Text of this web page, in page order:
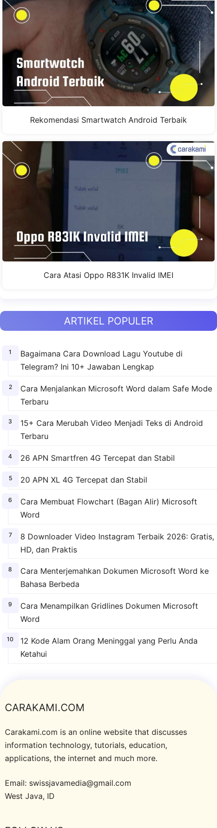
Rekomendasi Smartwatch Android Terbaik
Cara Atasi Oppo R831K Invalid IMEI
ARTIKEL POPULER
Bagaimana Cara Download Lagu Youtube di
Telegram? Ini 10+ Jawaban Lengkap
Cara Menjalankan Microsoft Word dalam Safe Mode
Terbaru
15+ Cara Merubah Video Menjadi Teks di Android
Terbaru
26 APN Smartfren 4G Tercepat dan Stabil
20 APN XL 4G Tercepat dan Stabil
Cara Membuat Flowchart (Bagan Alir) Microsoft
Word
8 Downloader Video Instagram Terbaik 2026: Gratis,
HD, dan Praktis
Cara Menterjemahkan Dokumen Microsoft Word ke
Bahasa Berbeda
Cara Menampilkan Gridlines Dokumen Microsoft
Word
12 Kode Alam Orang Meninggal yang Perlu Anda
Ketahui
CARAKAMI.COM
Carakami.com is an online website that discusses
information technology, tutorials, education,
applications, the internet and much more.
Email: swissjavamedia@gmail.com
West Java, ID